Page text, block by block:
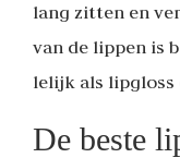
lang zitten en
van de lippen is
lelijk als lipgloss
De beste